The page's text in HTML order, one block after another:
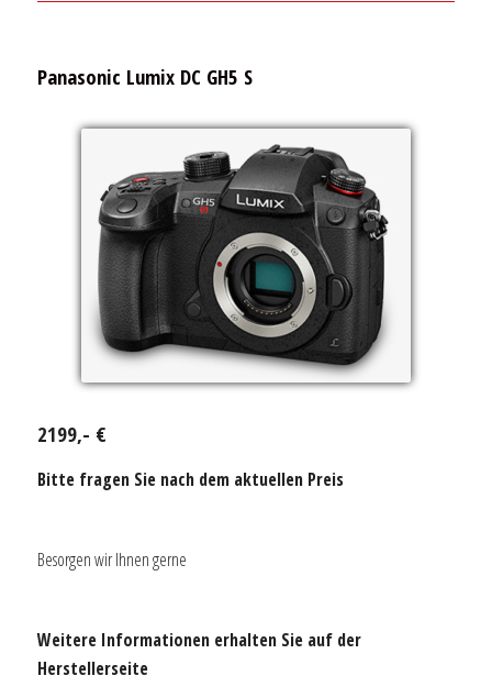
Panasonic Lumix DC GH5 S
2199,- €
Bitte fragen Sie nach dem aktuellen Preis
Besorgen wir Ihnen gerne
Weitere Informationen erhalten Sie auf der
Herstellerseite